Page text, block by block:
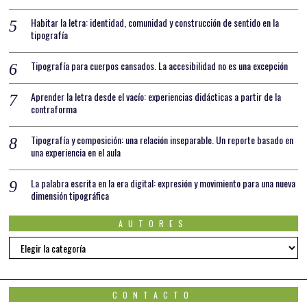
Habitar la letra: identidad, comunidad y construcción de sentido en la
tipografía
Tipografía para cuerpos cansados. La accesibilidad no es una excepción
Aprender la letra desde el vacío: experiencias didácticas a partir de la
contraforma
Tipografía y composición: una relación inseparable. Un reporte basado en
una experiencia en el aula
La palabra escrita en la era digital: expresión y movimiento para una nueva
dimensión tipográfica
AUTORES
AUTORES
CONTACTO